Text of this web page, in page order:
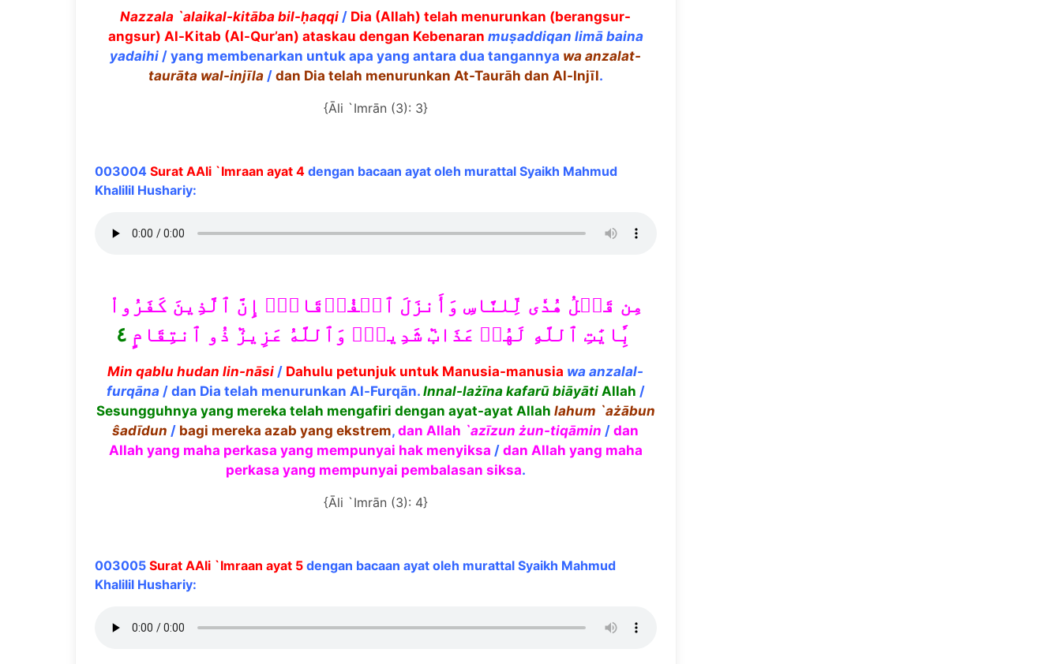
Nazzala `alaikal-kitāba bil-ḥaqqi / Dia (Allah) telah menurunkan (berangsur-
angsur) Al-Kitab (Al-Qur’an) ataskau dengan Kebenaran muṣaddiqan limābaina
yadaihi / yang membenarkan untuk apa yang antara dua tangannya wa anzalat-
taurāta wal-injīla/ dan Dia telah menurunkan At-Taurāh dan Al-Injīl.
{Āli `Imrān (3): 3}
003004 Surat AAli `Imraan ayat 4 dengan bacaan ayat oleh murattal Syaikh Mahmud
Khalilil Hushariy:
مِن قَبۡلُ هُدٗى لِّلنَّاسِ وَأَنزَلَ ٱلۡفُرۡقَانَۗ إِنَّ ٱلَّذِينَ كَفَرُواْ
بِ‍َٔايَٰتِ ٱللَّهِ لَهُمۡ عَذَابٞ شَدِيدٞۗ وَٱللَّهُ عَزِيزٞ ذُو ٱنتِقَامٍ٤
Min qablu hudan lin-nāsi / Dahulu petunjuk untuk Manusia-manusia wa anzalal-
furqāna/ dan Dia telah menurunkan Al-Furqān. Innal-lażīna kafarūbiāyātiAllah /
Sesungguhnya yang mereka telah mengafiri dengan ayat-ayat Allah lahum `ażābun
ŝadīdun / bagi mereka azab yang ekstrem,dan Allah `azīzunżun-tiqāmin /dan
Allah yang maha perkasa yang mempunyai hak menyiksa / dan Allah yang maha
perkasa yang mempunyai pembalasan siksa.
{Āli `Imrān (3): 4}
003005 Surat AAli `Imraan ayat 5 dengan bacaan ayat oleh murattal Syaikh Mahmud
Khalilil Hushariy: